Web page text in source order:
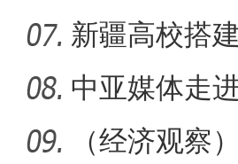
研讨会举
新疆高校搭
作新平
中亚媒体走
（经济观察